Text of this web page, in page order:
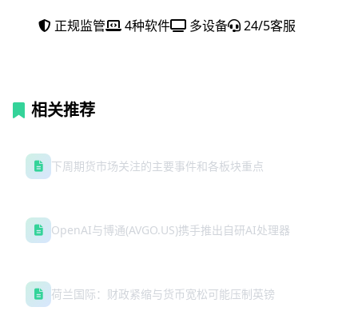
正规监管
4种软件 多设备 24/5客服
相关推荐
下周期货市场关注的主要事件和各板块重点
OpenAI与博通(AVGO.US)携手推出自研AI处理器
荷兰国际：财政紧缩与货币宽松可能压制英镑